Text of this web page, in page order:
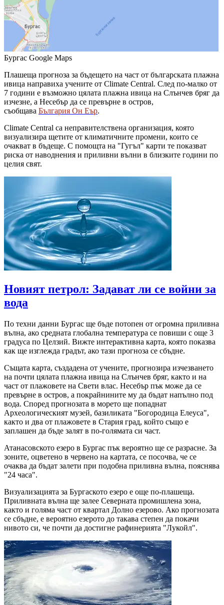
Бургас Google Maps
Плашеща прогноза за бъдещето на част от българската плажна
ивица направиха учените от Climate Central. След по-малко от
7 години е възможно цялата плажна ивица на Слънчев бряг да
изчезне, а Несебър да се превърне в остров,
съобщава България Он Еър.
Climate Central са неправителствена организация, която
визуализира щетите от климатичните промени, които се
очакват в бъдеще. С помощта на "Гугъл" карти те показват
риска от наводнения и приливни вълни в близките години по
целия свят.
Новият петрол: Задават ли се войни за
вода
По техни данни Бургас ще бъде потопен от огромна приливна
вълна, ако средната глобална температура се повиши с още 3
градуса по Целзий. Вижте интерактивна карта, която показва
как ще изглежда градът, ако тази прогноза се сбъдне.
Същата карта, създадена от учените, прогнозира изчезването
на почти цялата плажна ивица на Слънчев бряг, както и на
част от плажовете на Свети влас. Несебър пък може да се
превърне в остров, а покрайнините му да бъдат напълно под
вода. Според прогнозата в морето ще попаднат
Археологическият музей, базиликата "Богородица Елеуса",
както и два от плажовете в Стария град, който също е
заплашен да бъде залят в по-голямата си част.
Атанасовското езеро в Бургас пък вероятно ще се разрасне. За
зоните, оцветено в червено на картата, се посочва, че се
очаква да бъдат залети при подобна приливна вълна, пояснява
"24 часа".
Визуализацията за Бургаското езеро е още по-плашеща.
Приливната вълна ще залее Северната промишлена зона,
както и голяма част от квартал Долно езерово. Ако прогнозата
се сбъдне, е вероятно езерото до такава степен да покачи
нивото си, че почти да достигне рафинерията "Лукойл".